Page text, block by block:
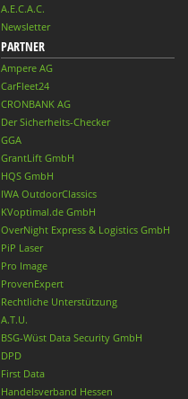
A.E.C.A.C.
Newsletter
PARTNER
Ampere AG
CarFleet24
CRONBANK AG
Der Sicherheits-Checker
GGA
GrantLift GmbH
HQS GmbH
IWA OutdoorClassics
KVoptimal.de GmbH
OverNight Express & Logistics GmbH
PiP Laser
Pro Image
ProvenExpert
Rechtliche Unterstützung
A.T.U.
BSG-Wüst Data Security GmbH
DPD
First Data
Handelsverband Hessen